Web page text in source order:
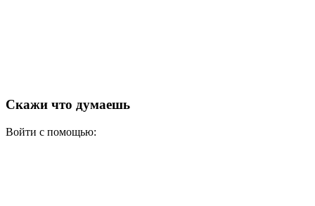
Скажи что думаешь
Войти с помощью: